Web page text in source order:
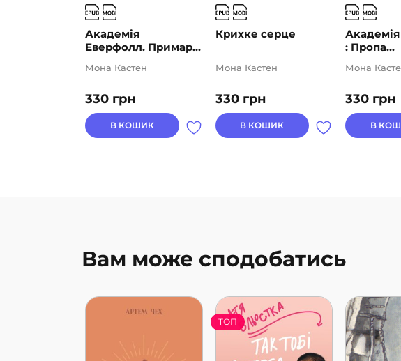
Академія
Еверфолл. Примар...
330 грн
Мона Кастен
В КОШИК
Крихке серце
330 грн
Мона Кастен
В КОШИК
: Пропа...
330 грн
Мона
В
Вам може сподобатись
ТОП